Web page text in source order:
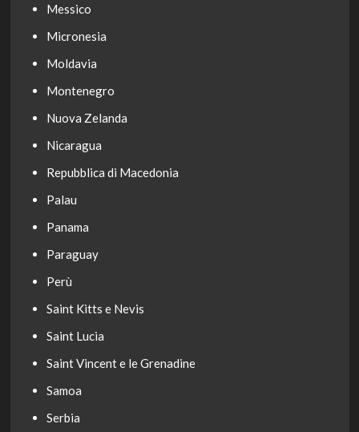
Messico
Micronesia
Moldavia
Montenegro
Nuova Zelanda
Nicaragua
Repubblica di Macedonia
Palau
Panama
Paraguay
Perù
Saint Kitts e Nevis
Saint Lucia
Saint Vincent e le Grenadine
Samoa
Serbia